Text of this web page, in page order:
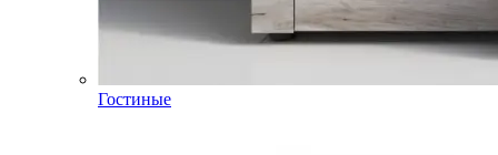
Гостиные